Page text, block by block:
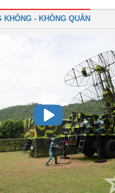
- KHÔNG QUÂN